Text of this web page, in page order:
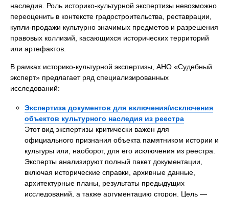
наследия. Роль историко-культурной экспертизы невозможно
переоценить в контексте градостроительства, реставрации,
купли-продажи культурно значимых предметов и разрешения
правовых коллизий, касающихся исторических территорий
или артефактов.
В рамках историко-культурной экспертизы, АНО «Судебный
эксперт» предлагает ряд специализированных
исследований:
Экспертиза документов для включения/исключения
объектов культурного наследия из реестра
Этот вид экспертизы критически важен для
официального признания объекта памятником истории и
культуры или, наоборот, для его исключения из реестра.
Эксперты анализируют полный пакет документации,
включая исторические справки, архивные данные,
архитектурные планы, результаты предыдущих
исследований, а также аргументацию сторон. Цель —